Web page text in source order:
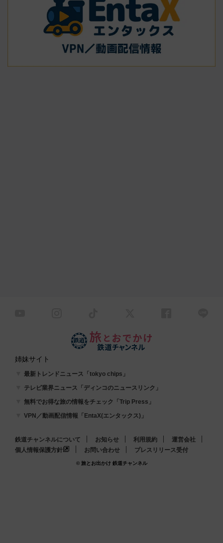
姉妹サイト
最新トレンドニュース「tokyo chips」
テレビ業界ニュース「ディンコのニュースリンク」
無料でお得な旅の情報をチェック「Trip Press」
VPN／動画配信情報「EntaX(エンタックス)」
鉄道チャンネルについて お知らせ 利用規約
運営会社
個人情報保護方針
お問い合わせ プレスリリース受付
© 旅とお出かけ 鉄道チャンネル